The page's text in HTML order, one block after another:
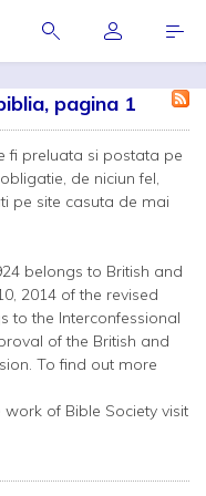
pagina 1
fi preluata si postata pe
de niciun fel,
pe site casuta de mai
belongs to British and
2014 of the revised
to the Interconfessional
of the British and
To find out more
work of Bible Society visit